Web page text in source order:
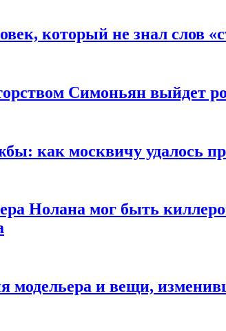
который не знал
Симоньян выйдет
как москвичу удалось
Нолана мог быть
модельера и вещи,